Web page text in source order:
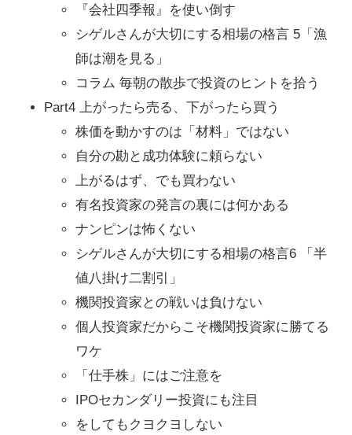
『会社四季報』を使い倒す
シゲルさんが大切にする相場の格言 5「漁
師は潮を見る」
コラム 毎朝の散歩で投資のヒントを拾う
Part4 上がったら売る、下がったら買う
株価を動かすのは「材料」ではない
自分の勘と成功体験に頼らない
上がるはず、でも買わない
有名投資家の発言の裏には何かある
ナンピンは怖くない
シゲルさんが大切にする相場の格言6 「半
値八掛け二割引」
機関投資家との戦いは負けない
個人投資家だからこそ機関投資家に勝てる
ワケ
「仕手株」にはご注意を
IPOセカンダリー投資にも注目
をしてもクヨクヨしない